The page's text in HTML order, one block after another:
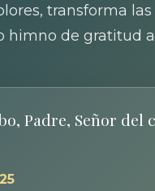
transforma
himno de gratitud
Padre, Señor del